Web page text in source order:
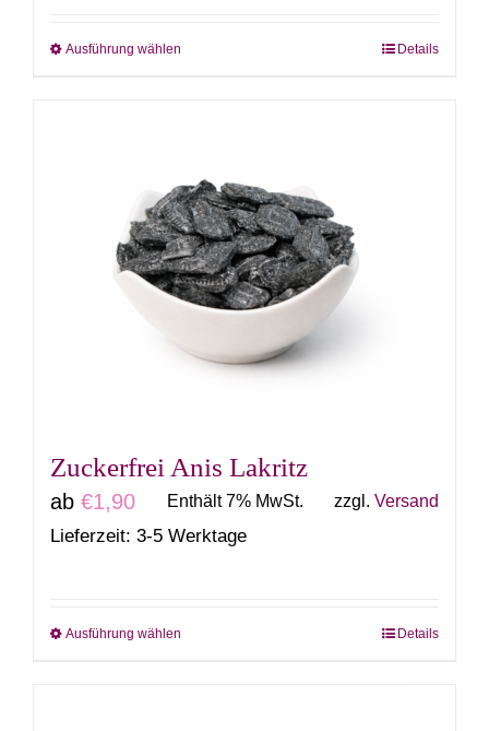
Ausführung wählen
Varianten
auf.
Die
Optionen
können
auf
werden
Details
Zuckerfrei Anis Lakritz
ab €1,90 Enthält 7% MwSt. zzgl. Versand
Lieferzeit: 3-5 Werktage
Ausführung wählen Details